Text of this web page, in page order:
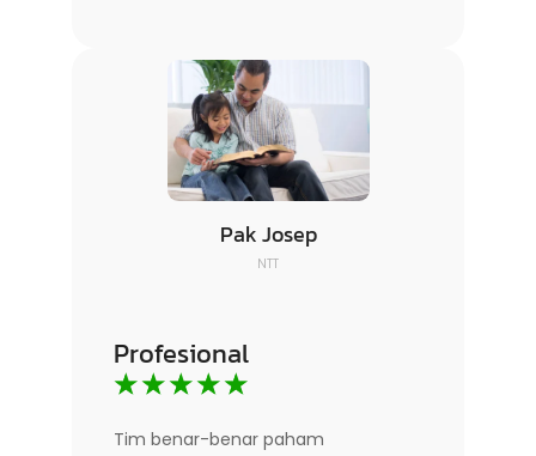
Pak Josep
NTT
Profesional
☆☆☆☆☆
Tim benar-benar paham